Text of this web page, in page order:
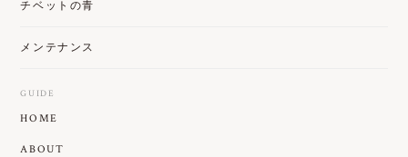
チベットの青
メンテナンス
GUIDE
HOME
ABOUT